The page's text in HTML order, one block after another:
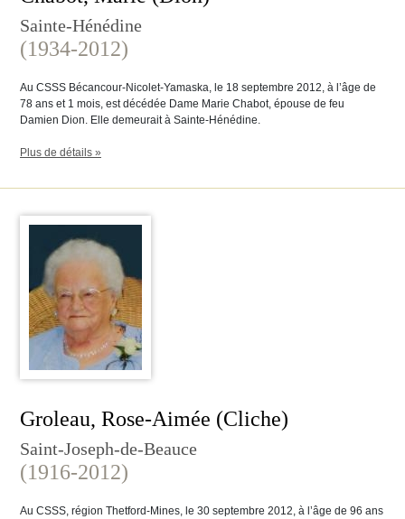
Sainte-Hénédine
(1934-2012)
Au CSSS Bécancour-Nicolet-Yamaska, le 18 septembre 2012, à l’âge de
78 ans et 1 mois, est décédée Dame Marie Chabot, épouse de feu
Damien Dion. Elle demeurait à Sainte-Hénédine.
Plus de détails »
Groleau, Rose-Aimée (Cliche)
Saint-Joseph-de-Beauce
(1916-2012)
Au CSSS, région Thetford-Mines, le 30 septembre 2012, à l’âge de 96 ans